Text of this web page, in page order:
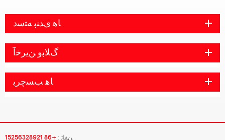
ﺎﻫ ﯼﺪﻨﺑ ﻪﺘﺳﺩ
ﮒﻼ ﺑﻭ ﻦﯾﺮﺧﺁ
ﺎﻫ ﺐﺴﭼﺮﺑ
ﻦﻔﻠﺗ : +86 15256328921